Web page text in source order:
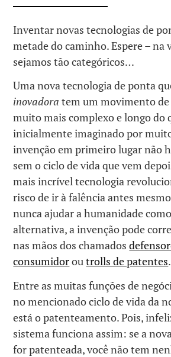
Inventar novas tecnologias de
metade do caminho. Espere – na
sejamos tão categóricos…
Uma nova tecnologia de ponta
inovadora tem um movimento de
muito mais complexo e longo do
inicialmente imaginado por
invenção em primeiro lugar não
sem o ciclo de vida que vem
mais incrível tecnologia
risco de ir à falência antes
nunca ajudar a humanidade
alternativa, a invenção pode
nas mãos dos chamados
consumidoroutrolls de patentes.
Entre as muitas funções de
no mencionado ciclo de vida da
está o patenteamento. Pois,
sistema funciona assim: se a
for patenteada, você não tem